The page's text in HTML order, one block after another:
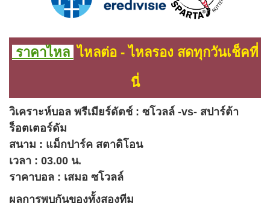
ราคาไหล ไหลต่อ - ไหลรอง สดทุกวันเช็คที่
นี่
วิเคราะห์บอล พรีเมียร์ดัตช์ : ซโวลล์ -vs- สปาร์ต้า
ร็อตเตอร์ดัม
สนาม : แม็กปาร์ค สตาดิโอน
เวลา : 03.00 น.
ราคาบอล : เสมอ ซโวลล์
ผลการพบกันของทั้งสองทีม